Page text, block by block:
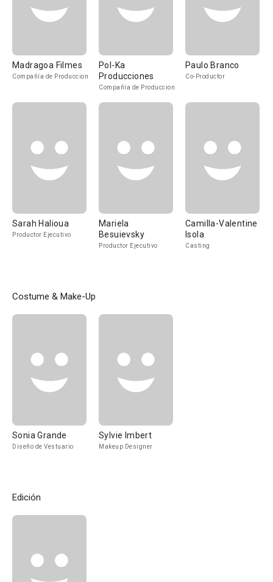
Madragoa Filmes
Compañía de Produccion
Pol-Ka
Producciones
Compañía de Produccion
Paulo Branco
Co-Productor
Sarah Halioua
Productor Ejecutivo
Mariela
Besuievsky
Productor Ejecutivo
Camilla-Valentine
Isola
Casting
Costume & Make-Up
Sonia Grande
Diseño de Vestuario
Sylvie Imbert
Makeup Designer
Edición